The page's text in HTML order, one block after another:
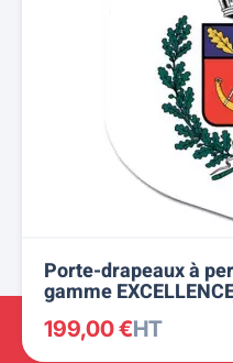
Porte-drapeaux à
gamme
199,00 €HT